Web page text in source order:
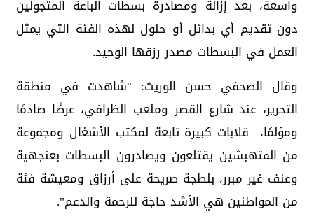
واسعة، بعد إزالة ومصادرة بسطات الباعة المتجولين
دون تقديم أي بدائل أو حلول لهذه الفئة التي يمثل
العمل في البسطات مصدر رزقها الوحيد.
وقال الصحفي حسن الوريث: "شاهدت في منطقة
التحرير، عند شارع القصر وملعب الظرافي، عرضًا صادمًا
ومؤلمًا، قلابات كبيرة تابعة لمكتب الأشغال ومجموعة
من المتهبشين يقتلعون ويصادرون البسطات بعنجهية
وعنف غير مبرر، بلطجة صريحة على أرزاق ومعيشة فئة
من المواطنين هي الأشد حاجة للرحمة والدعم".